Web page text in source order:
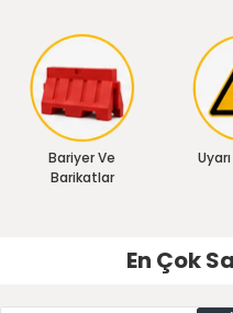
Bariyer Ve
Barikatlar
En Çok